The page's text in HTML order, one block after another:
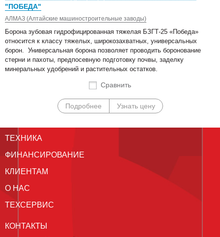
"ПОБЕДА"
АЛМАЗ (Алтайские машиностроительные заводы)
Борона зубовая гидрофицированная тяжелая БЗГТ-25 «Победа»
относится к классу тяжелых, широкозахватных, универсальных
борон. Универсальная борона позволяет проводить боронование
стерни и пахоты, предпосевную подготовку почвы, заделку
минеральных удобрений и растительных остатков.
Сравнить
Подробнее Узнать цену
ТЕХНИКА
ФИНАНСИРОВАНИЕ
КЛИЕНТАМ
О НАС
ТЕХСЕРВИС
КОНТАКТЫ